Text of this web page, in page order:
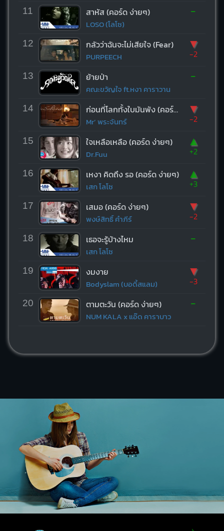
11 สาหัส (คอร์ด ง่ายๆ)
LOSO (โลโซ)
-
12 กลัวว่าฉันจะไม่เสียใจ (Fear)
PURPEECH
▼
-2
13 ย้ายป่า
คณะขวัญใจ ft.หงา คาราวาน
-
14 ก่อนที่โลกทั้งใบมันพัง (คอร์ด ง่ายๆ)
Mr’ พระจันทร์
▼
-2
15 ใจเหลือเหลือ (คอร์ด ง่ายๆ)
Dr.Fuu
▲
+2
16 เหงา คิดถึง รอ (คอร์ด ง่ายๆ)
เสก โลโซ
▲
+3
17 เสมอ (คอร์ด ง่ายๆ)
พงษ์สิทธิ์ คำภีร์
▼
-2
18 เธอจะรู้บ้างไหม
เสก โลโซ
-
19 งมงาย
Bodyslam (บอดี้สแลม)
▼
-3
20 ตามตะวัน (คอร์ด ง่ายๆ)
NUM KALA x แอ๊ด คาราบาว
-